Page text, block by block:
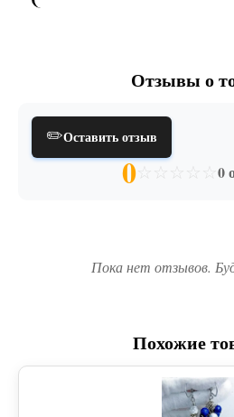
Отзывы о
✏️Оставить отзыв
0☆ ☆ ☆ ☆ ☆ 0
Пока нет отзывов.
Похожие